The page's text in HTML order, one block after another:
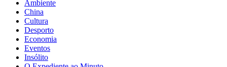
Ambiente
China
Cultura
Desporto
Economia
Eventos
Insólito